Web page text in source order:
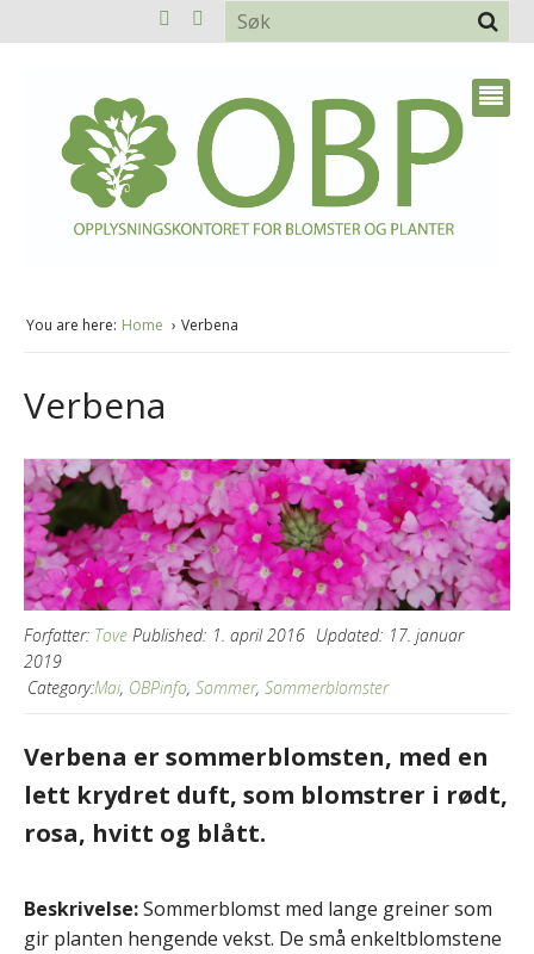
You are here: Home Verbena
Verbena
Forfatter: Tove Published: 1. april 2016 Updated: 17. januar
2019
Category:Mai, OBPinfo, Sommer, Sommerblomster
Verbena er sommerblomsten, med en
lett krydret duft, som blomstrer i rødt,
rosa, hvitt og blått.
Beskrivelse:Sommerblomst med lange greiner som
gir planten hengende vekst. De små enkeltblomstene